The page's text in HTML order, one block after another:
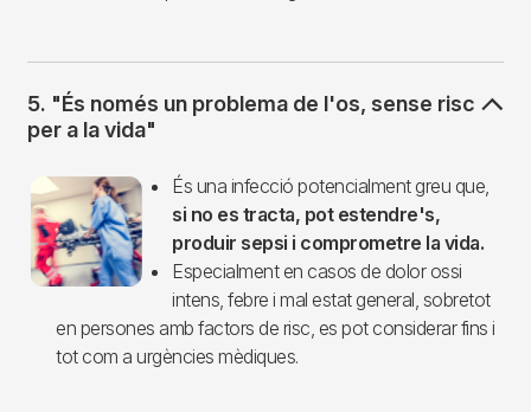
5. "És només un problema de l'os, sense risc
per a la vida"
Imagen
És una infecció potencialment greu que,
si no es tracta, pot estendre's,
produir sepsi i comprometre la vida.
Especialment en casos de dolor ossi
intens, febre i mal estat general, sobretot
en persones amb factors de risc, es pot considerar fins i
tot com a urgències mèdiques.